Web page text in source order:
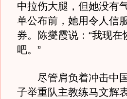
中拉伤大腿，但她没有
单公布前，她用令人信
券。陈燮霞说：“我现
吧。”
尽管肩负着冲击中国
子举重队主教练马文辉